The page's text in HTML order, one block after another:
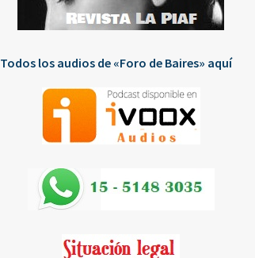
Todos los audios de «Foro de Baires» aquí